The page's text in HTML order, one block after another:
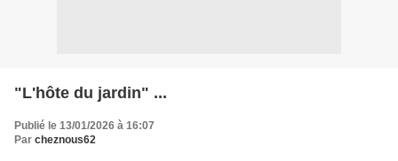
"L'hôte du jardin" ...
Publié le 13/01/2026 à 16:07
Par cheznous62